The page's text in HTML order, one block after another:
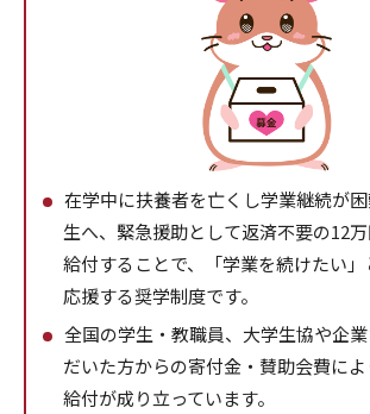
在学中に扶養者を亡くし学業継続が
生へ、緊急援助として返済不要の12
給付することで、「学業を続けたい
応援する奨学制度です。
全国の学生・教職員、大学生協や企
だいた方からの寄付金・賛助会費に
給付が成り立っています。